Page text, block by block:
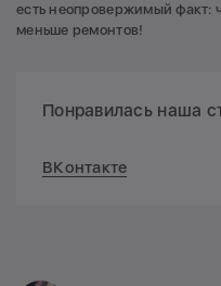
есть неопровержимый факт:
меньше ремонтов!
Понравилась наша
ВКонтакте